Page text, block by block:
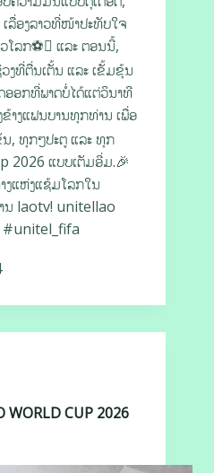
ລື່ອງລາວທີ່ໜ້າປະທັບໃຈ
ລກ⚽️ ແລະ ຕອນນີ້,
ງທີ່ຕື່ນເຕັ້ນ ແລະ ເຂັ້ມຂຸ້ນ
ອອກທີ່ພາດບໍ່ໄດ້ແຕ່ວິນາທີ
າງແຟນບານທຸກທ່ານ ເພື່ອ
, ທຸກໆປະຕູ ແລະ ທຸກ
2026 ແບບເຕັມອີ່ມ.🎉
ງແຫ່ງແຊ້ມໂລກໃນ
ນ laotv! unitellao
WORLD CUP 2026